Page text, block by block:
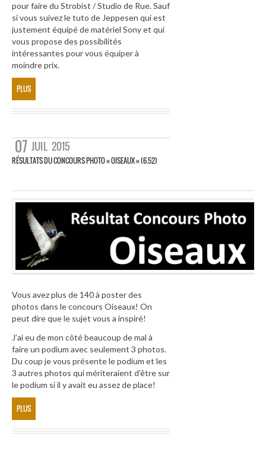
pour faire du Strobist / Studio de Rue. Sauf
si vous suivez le tuto de Jeppesen qui est
justement équipé de matériel Sony et qui
vous propose des possibilités
intéressantes pour vous équiper à
moindre prix.
PLUS
07 JUIL 2015
RÉSULTATS DU CONCOURS PHOTO « OISEAUX » (6.52)
Vous avez plus de 140 à poster des
photos dans le concours Oiseaux! On
peut dire que le sujet vous a inspiré!
J’ai eu de mon côté beaucoup de mal à
faire un podium avec seulement 3 photos.
Du coup je vous présente le podium et les
3 autres photos qui mériteraient d’être sur
le podium si il y avait eu assez de place!
PLUS